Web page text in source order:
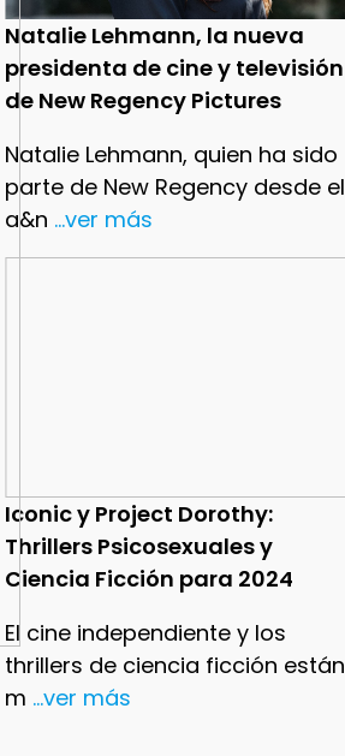
Natalie Lehmann, la nueva
presidenta de cine y televisión
de New Regency Pictures
Natalie Lehmann, quien ha sido
parte de New Regency desde el
a&n ...ver más
Iconic y Project Dorothy:
Thrillers Psicosexuales y
Ciencia Ficción para 2024
El cine independiente y los
thrillers de ciencia ficción están
m ...ver más